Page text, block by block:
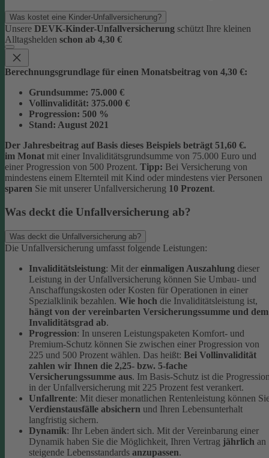
Was kostet eine Kinder-Unfallversicherung?
Unsere DEVK-Kinder-Unfallversicherung schützt Ihre kleinen
Alltagshelden schon ab 4,30 €
Berechnungsgrundlage für einen Monatsbeitrag von 4,30 €:
Grundsumme: 75.000 €
Vollinvalidität: 375.000 €
Progression: 500 %
Stand: August 2021
Der Jahresbeitrag auf Basis dieses Beispiels beträgt 51,60 €.
im Monat mit einer Invaliditätsgrundsumme von 75.000 Euro und
einer Progression von 500 Prozent. Tipp: Bei Versicherung von
mindestens einem Elternteil mit Kind oder mindestens vier Personen
sparen Sie mit unserer Unfallversicherung 10 Prozent.
Was deckt die Unfallversicherung ab?
Was deckt die Unfallversicherung ab?
Die Unfallversicherung umfasst folgende Leistungen:
Invaliditätsleistung: Mit der einmaligen Auszahlung dieser
Leistung in der Unfallversicherung können Sie Umbau- und
Anschaffungskosten oder Kosten für Operationen in einer
Spezialklinik bezahlen. Wie hoch die Invaliditätsleistung ist,
hängt von der vereinbarten Versicherungssumme und dem
Invaliditätsgrad ab.
Progression: In unseren Leistungspaketen Komfort- und
Premium-Schutz können Sie zwischen einer Progression von
225 und 500 Prozent wählen. Das heißt: Bei Vollinvalidität
zahlen wir Ihnen die 2,25- bzw. 5-fache
Versicherungssumme aus. Im Basis-Schutz ist die
in der Unfallversicherung mit 225 Prozent fest verankert.
Unfallrente: Mit dieser monatlichen Rentenleistung können
Verdienstausfälle absichern und Ihren Lebensunterhalt
langfristig sichern.
Dynamik: Ihr Leben ändert sich. Mit der Vereinbarung einer
Dynamik haben Sie die Möglichkeit, Ihren Vertrag jährlich an
steigende Lebensstandards anzupassen.